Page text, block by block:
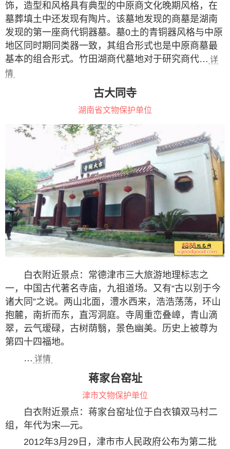
饰，造型和风格具有典型的中原商文化晚期风格，在
墓葬填土中还发现有陶片。该墓地发现的商墓是湖南
发现的第一座商代铜器墓。墓0土的青铜器风格与中原
地区同时期同类器一致，其组合形式也是中原商墓最
基本的组合形式。竹田湖商代墓地对于研究商代… 详
情
古大同寺
湖南省文物保护单位
白衣附近景点：常德津市三大旅游地理标志之
一，中国古代著名寺庙，九祖道场。又有“古以别于今
诸大同”之说。两山北面，澧水西来，浩浩荡荡，环山
抱麓，南折而东，直泻洞庭。寺周重峦叠嶂，青山滴
翠，云气瑷碌，古树荫翳，景色幽美。历史上被尊为
第四十四福地。
… 详情
蒋家台窑址
津市文物保护单位
白衣附近景点：蒋家台窑址位于白衣镇双马村二
组，年代为宋—元。
2012年3月29日，津市市人民政府公布为第二批